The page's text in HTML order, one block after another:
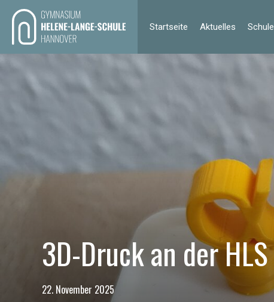
Start­sei­te Ak­tu­el­les Schu­le
3D-Druck an der HLS
22. November 2025